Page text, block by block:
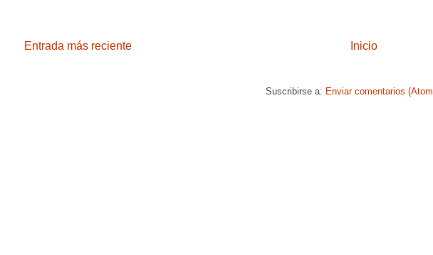
Entrada más reciente Inicio
Suscribirse a: Enviar comentarios